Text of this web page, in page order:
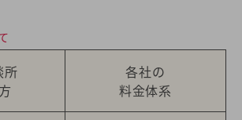
所
各社の
料金体系